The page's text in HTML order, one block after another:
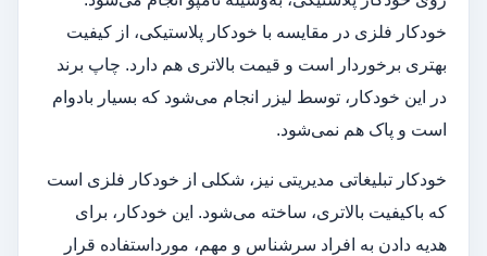
خودکار فلزی در مقایسه با خودکار پلاستیکی، از کیفیت
بهتری برخوردار است و قیمت بالاتری هم دارد. چاپ برند
در این خودکار، توسط لیزر انجام می‌شود که بسیار بادوام
است و پاک هم نمی‌شود.
خودکار تبلیغاتی مدیریتی نیز، شکلی از خودکار فلزی است
که باکیفیت بالاتری، ساخته می‌شود. این خودکار، برای
هدیه دادن به افراد سرشناس و مهم، مورداستفاده قرار